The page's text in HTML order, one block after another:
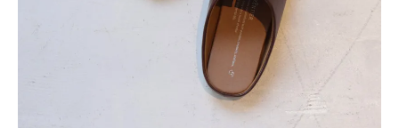
Instagram